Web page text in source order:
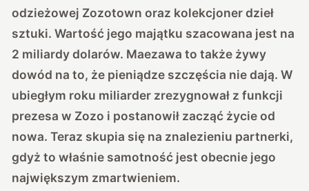
odzieżowej Zozotown oraz kolekcjoner dzieł
sztuki. Wartość jego majątku szacowana jest na
2 miliardy dolarów. Maezawa to także żywy
dowód na to, że pieniądze szczęścia nie dają. W
ubiegłym roku miliarder zrezygnował z funkcji
prezesa w Zozo i postanowił zacząć życie od
nowa. Teraz skupia się na znalezieniu partnerki,
gdyż to właśnie samotność jest obecnie jego
największym zmartwieniem.